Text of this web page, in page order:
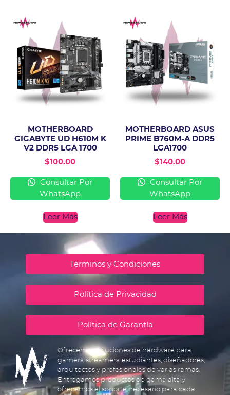
MOTHERBOARD
GIGABYTE UD H610M K
V2 DDR5 LGA 1700
$100.00
Consultar Por
WhatsApp
Leer Más
MOTHERBOARD ASUS
PRIME B760M-A DDR5
LGA1700
$140.00
Consultar Por
WhatsApp
Leer Más
Términos y Condiciones
Política de Privacidad
Política de Garantía
Ofrecemos soluciones de hardware para
gamers, streamers, estudiantes, diseñadores,
arquitectos y profesionales de varias ramas.
Entregamos productos de gama alta y
ofrecemos el soporte necesario para cada